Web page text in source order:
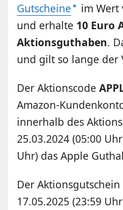
Gutscheine
im Wert
und erhalte 10 Euro
Aktionsguthaben.
und gilt so lange der
Der Aktionscode
Amazon-
innerhalb des
25.03.2024 (05:00
Uhr) das Apple
Der
17.05.2025 (23:59